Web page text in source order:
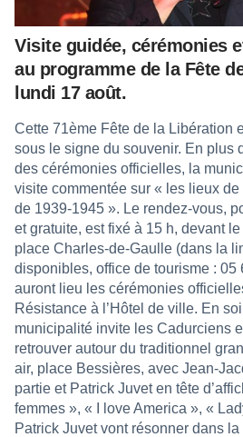
Visite guidée, cérémonies
au programme de la Fête
lundi 17 août.
Cette 71ème Fête de la Libération
sous le signe du souvenir. En plus
des cérémonies officielles, la
visite commentée sur « les lieux
de 1939-1945 ». Le rendez-vous,
et gratuite, est fixé à 15 h, devant
place Charles-de-Gaulle (dans la
disponibles, office de tourisme : 05
auront lieu les cérémonies
Résistance à l’Hôtel de ville. En
municipalité invite les Cadurciens
retrouver autour du traditionnel
air, place Bessières, avec Jean-
partie et Patrick Juvet en tête
femmes », « I love America », «
Patrick Juvet vont résonner dans